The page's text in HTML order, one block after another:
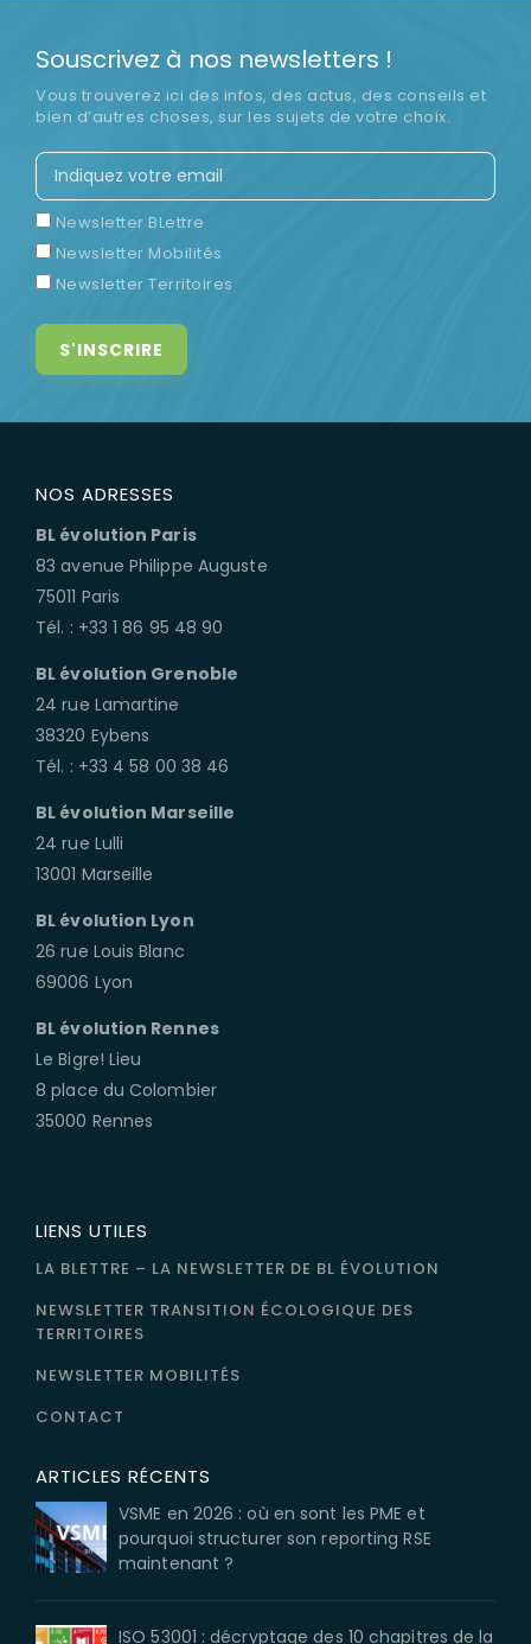
Souscrivez à nos newsletters !
Vous trouverez ici des infos, des actus, des conseils et
bien d’autres choses, sur les sujets de votre choix.
Newsletter BLettre
Newsletter Mobilités
Newsletter Territoires
NOS ADRESSES
BL évolution Paris
83 avenue Philippe Auguste
75011 Paris
Tél. : +33 1 86 95 48 90
BL évolution Grenoble
24 rue Lamartine
38320 Eybens
Tél. : +33 4 58 00 38 46
BL évolution Marseille
24 rue Lulli
13001 Marseille
BL évolution Lyon
26 rue Louis Blanc
69006 Lyon
BL évolution Rennes
Le Bigre! Lieu
8 place du Colombier
35000 Rennes
LIENS UTILES
LA BLETTRE – LA NEWSLETTER DE BL ÉVOLUTION
NEWSLETTER TRANSITION ÉCOLOGIQUE DES
TERRITOIRES
NEWSLETTER MOBILITÉS
CONTACT
ARTICLES RÉCENTS
VSME en 2026 : où en sont les PME et
pourquoi structurer son reporting RSE
maintenant ?
ISO 53001 : décryptage des 10 chapitres de la